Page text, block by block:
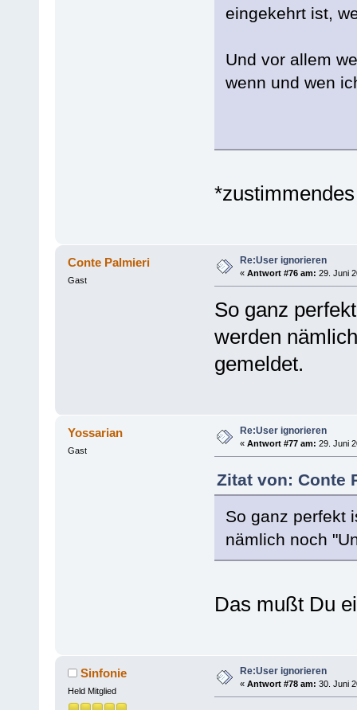
eingekehrt ist,
Und vor allem
wenn und wen
Conte Palmieri
Gast
Re:User ignorieren
« Antwort #76 am: 29. Juni
So ganz
werden
gemeldet.
Yossarian
Gast
Re:User ignorieren
« Antwort #77 am: 29. Juni
Zitat von: Conte
So ganz perfekt
nämlich noch
Das mußt Du
Sinfonie
Held Mitglied
Re:User ignorieren
« Antwort #78 am: 30. Juni